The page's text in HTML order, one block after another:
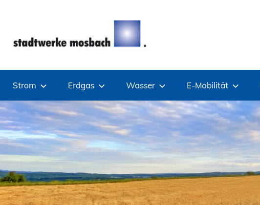
springen
Stadtwerke
Mosbach
Strom Erdgas Wasser E-Mobilität